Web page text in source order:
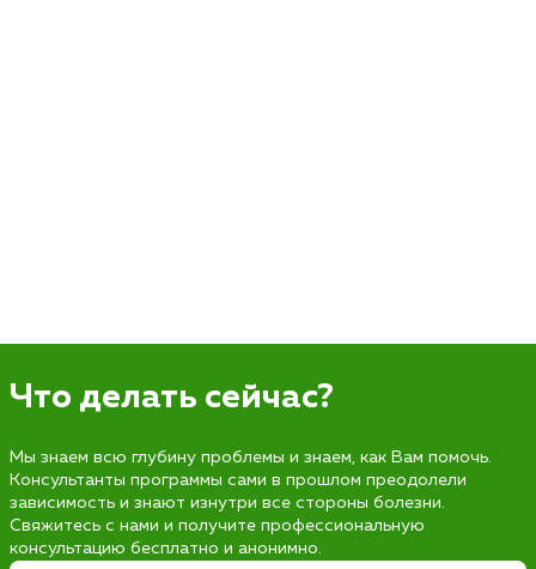
Что делать сейчас?
Мы знаем всю глубину проблемы и знаем, как Вам помочь.
Консультанты программы сами в прошлом преодолели
зависимость и знают изнутри все стороны болезни.
Свяжитесь с нами и получите профессиональную
консультацию бесплатно и анонимно.